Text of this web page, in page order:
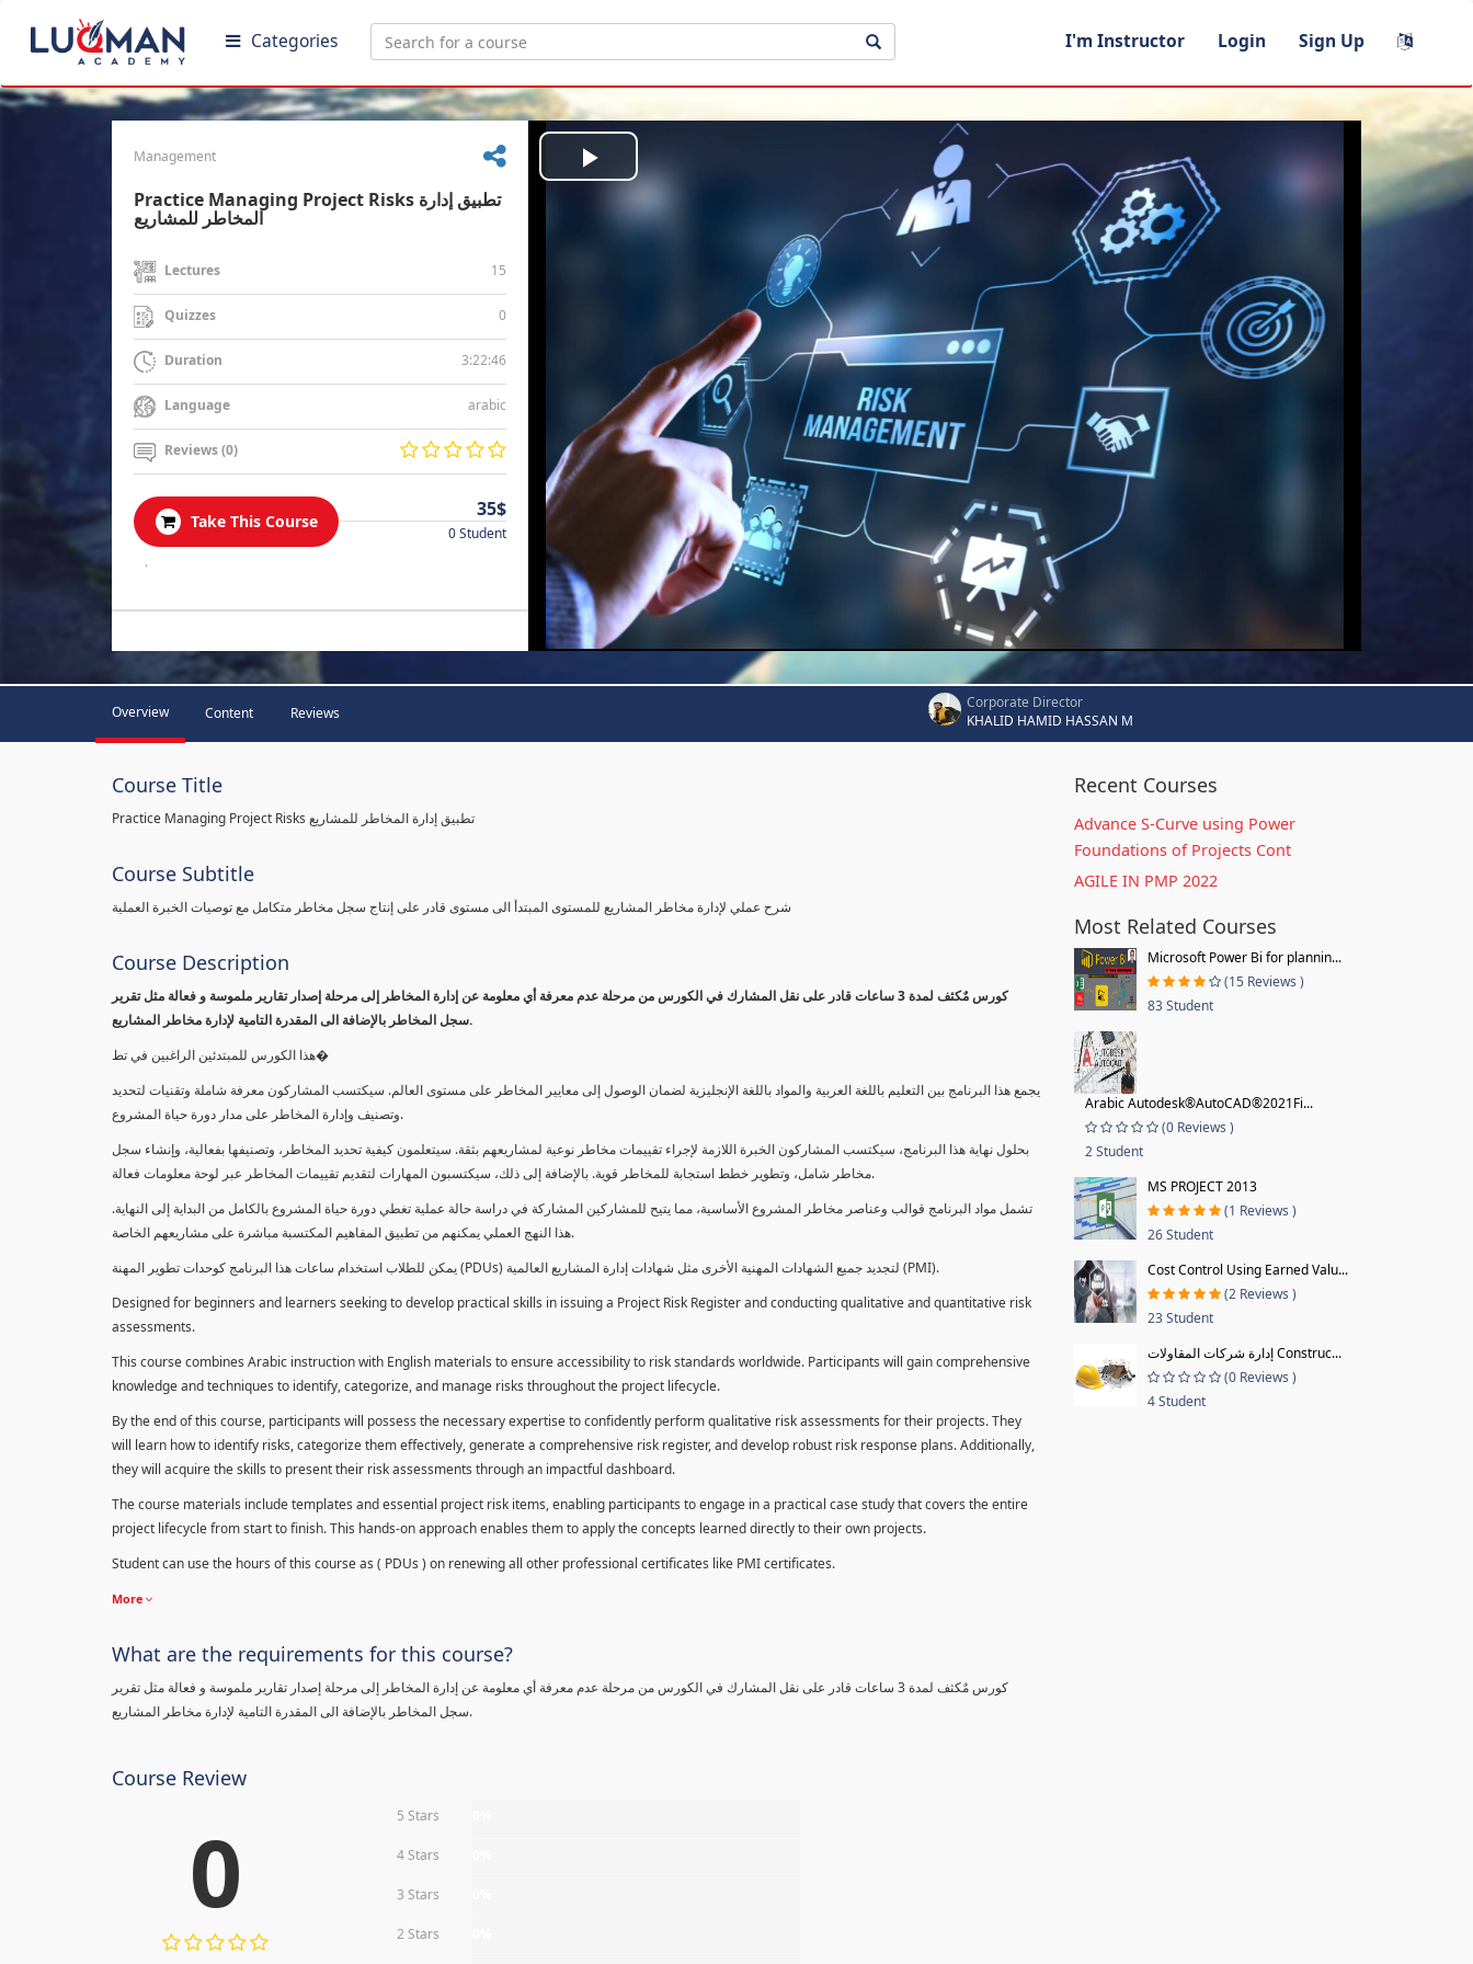
Categories I'm Instructor Login Sign Up
Management
Practice Managing Project Risks تطبيق إدارة
المخاطر للمشاريع
Lectures 15
Quizzes 0
Duration 3:22:46
Language arabic
Reviews (0)
Take This Course
35$
0 Student
.
Play
Video
Overview Content Reviews
Corporate Director
KHALID HAMID HASSAN M
Course Title
Practice Managing Project Risks تطبيق إدارة المخاطر للمشاريع
Course Subtitle
شرح عملي لإدارة مخاطر المشاريع للمستوى المبتدأ الى مستوى قادر على إنتاج سجل مخاطر متكامل مع توصيات الخبرة العملية
Course Description
كورس مٌكثف لمدة 3 ساعات قادر على نقل المشارك في الكورس من مرحلة عدم معرفة أي معلومة عن إدارة المخاطر إلى مرحلة إصدار تقارير ملموسة و فعالة مثل تقرير
سجل المخاطر بالإضافة الى المقدرة التامية لإدارة مخاطر المشاريع.
هذا الكورس للمبتدئين الراغبين في تط�
يجمع هذا البرنامج بين التعليم باللغة العربية والمواد باللغة الإنجليزية لضمان الوصول إلى معايير المخاطر على مستوى العالم. سيكتسب المشاركون معرفة شاملة وتقنيات لتحديد
وتصنيف وإدارة المخاطر على مدار دورة حياة المشروع.
بحلول نهاية هذا البرنامج، سيكتسب المشاركون الخبرة اللازمة لإجراء تقييمات مخاطر نوعية لمشاريعهم بثقة. سيتعلمون كيفية تحديد المخاطر، وتصنيفها بفعالية، وإنشاء سجل
مخاطر شامل، وتطوير خطط استجابة للمخاطر قوية. بالإضافة إلى ذلك، سيكتسبون المهارات لتقديم تقييمات المخاطر عبر لوحة معلومات فعالة.
تشمل مواد البرنامج قوالب وعناصر مخاطر المشروع الأساسية، مما يتيح للمشاركين المشاركة في دراسة حالة عملية تغطي دورة حياة المشروع بالكامل من البداية إلى النهاية.
هذا النهج العملي يمكنهم من تطبيق المفاهيم المكتسبة مباشرة على مشاريعهم الخاصة.
يمكن للطلاب استخدام ساعات هذا البرنامج كوحدات تطوير المهنة (PDUs) لتجديد جميع الشهادات المهنية الأخرى مثل شهادات إدارة المشاريع العالمية (PMI).
Designed for beginners and learners seeking to develop practical skills in issuing a Project Risk Register and conducting qualitative and quantitative risk
assessments.
This course combines Arabic instruction with English materials to ensure accessibility to risk standards worldwide. Participants will gain comprehensive
knowledge and techniques to identify, categorize, and manage risks throughout the project lifecycle.
By the end of this course, participants will possess the necessary expertise to confidently perform qualitative risk assessments for their projects. They
will learn how to identify risks, categorize them effectively, generate a comprehensive risk register, and develop robust risk response plans. Additionally,
they will acquire the skills to present their risk assessments through an impactful dashboard.
The course materials include templates and essential project risk items, enabling participants to engage in a practical case study that covers the entire
project lifecycle from start to finish. This hands-on approach enables them to apply the concepts learned directly to their own projects.
Student can use the hours of this course as ( PDUs ) on renewing all other professional certificates like PMI certificates.
More
What are the requirements for this course?
كورس مٌكثف لمدة 3 ساعات قادر على نقل المشارك في الكورس من مرحلة عدم معرفة أي معلومة عن إدارة المخاطر إلى مرحلة إصدار تقارير ملموسة و فعالة مثل تقرير
سجل المخاطر بالإضافة الى المقدرة التامية لإدارة مخاطر المشاريع.
Course Review
0 5 Stars
4 Stars
3 Stars
2 Stars
Recent Courses
Advance S-Curve using Power
Foundations of Projects Cont
AGILE IN PMP 2022
Most Related Courses
Microsoft Power Bi for plannin...
(15 Reviews )
83 Student
Arabic Autodesk®AutoCAD®2021Fi...
(0 Reviews )
2 Student
MS PROJECT 2013
(1 Reviews )
26 Student
Cost Control Using Earned Valu...
(2 Reviews )
23 Student
إدارة شركات المقاولات Construc...
(0 Reviews )
4 Student